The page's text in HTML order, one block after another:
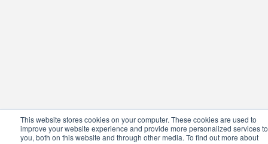
This website stores cookies on your computer. These cookies are used to
improve your website experience and provide more personalized services to
you, both on this website and through other media. To find out more about